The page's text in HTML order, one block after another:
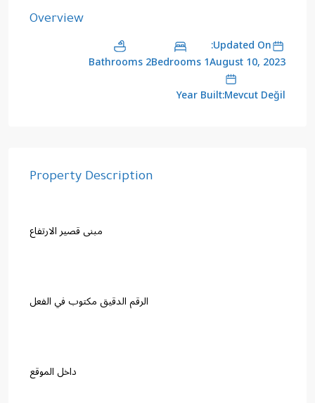
Overview
Updated On:
August 10, 2023
1 Bedrooms
2 Bathrooms
Year Built:Mevcut Değil
Property Description
مبنى قصير الارتفاع
الرقم الدقيق مكتوب في الفعل
داخل الموقع